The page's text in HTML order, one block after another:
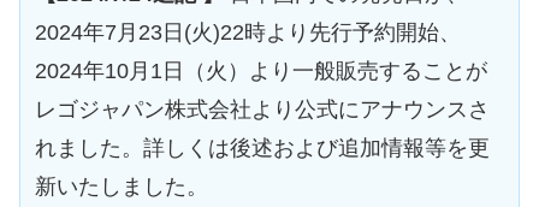
2024年7月23日(火)22時より先行予約開始、
2024年10月1日（火）より一般販売することが
レゴジャパン株式会社より公式にアナウンスさ
れました。詳しくは後述および追加情報等を更
新いたしました。